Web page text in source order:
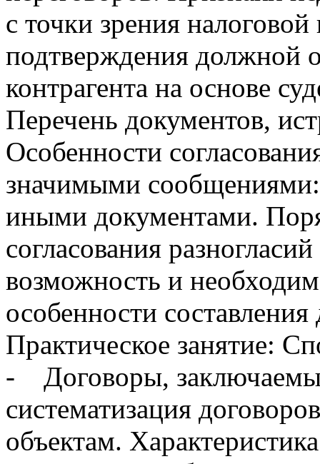
с точки зрения
подтверждения должной
контрагента на основе
Перечень документов,
Особенности
значимыми
иными документами.
согласования
возможность и
особенности
Практическое занятие:
- Договоры,
систематизация
объектам.